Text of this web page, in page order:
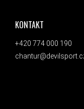
KONTAKT
+420 774 000 190